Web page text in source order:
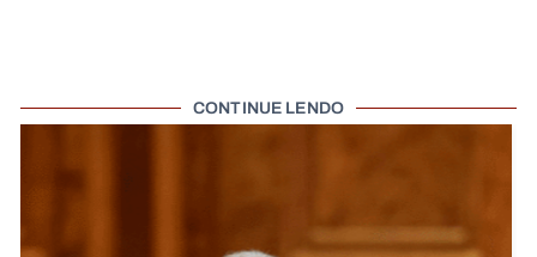
CONTINUE LENDO